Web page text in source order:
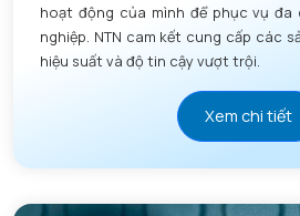
hoạt động của mình để phục vụ đa
nghiệp. NTN cam kết cung cấp các
hiệu suất và độ tin cậy vượt trội.
Xem chi tiết